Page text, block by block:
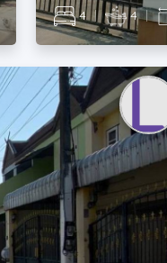
4 | 4 |